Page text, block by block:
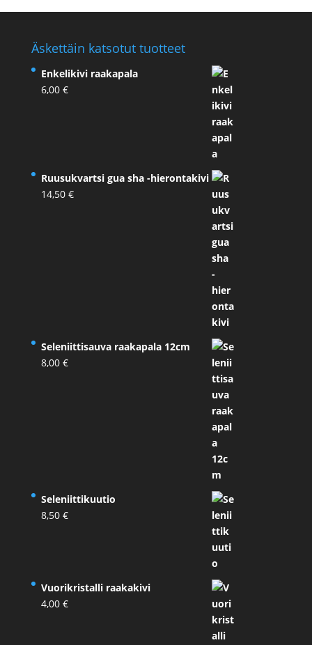
Äskettäin katsotut tuotteet
Enkelikivi raakapala
6,00 €
Ruusukvartsi gua sha -hierontakivi
14,50 €
Seleniittisauva raakapala 12cm
8,00 €
Seleniittikuutio
8,50 €
Vuorikristalli raakakivi
4,00 €